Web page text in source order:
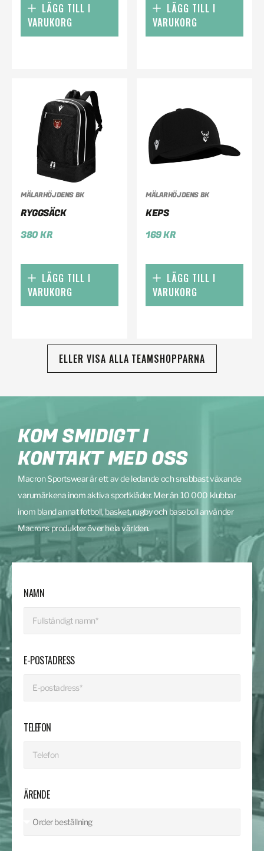
LÄGG TILL I
VARUKORG
LÄGG TILL I
VARUKORG
MÄLARHÖJDENS BK
RYGGSÄCK
380KR
LÄGG TILL I
VARUKORG
MÄLARHÖJDENS BK
KEPS
169KR
LÄGG TILL I
VARUKORG
ELLER VISA ALLA TEAMSHOPPARNA
KOM SMIDIGT I
KONTAKT MED OSS
Macron Sportswear är ett av de ledande och snabbast växande
varumärkena inom aktiva sportkläder. Mer än 10 000 klubbar
inom bland annat fotboll, basket, rugby och baseboll använder
Macrons produkter över hela världen.
NAMN
E-POSTADRESS
TELEFON
ÄRENDE